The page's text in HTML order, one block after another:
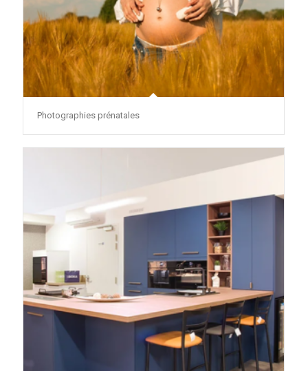
Photographies prénatales